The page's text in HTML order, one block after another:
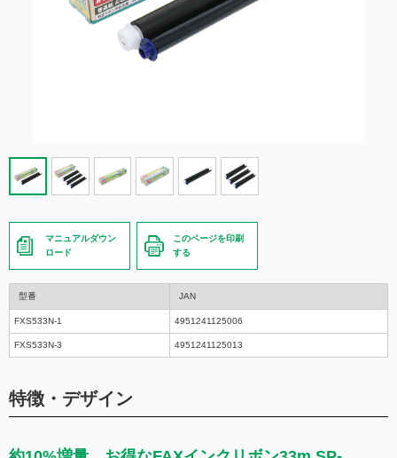
マニュアルダウン
ロード
このページを印刷
する
型番 JAN
FXS533N-1 4951241125006
FXS533N-3 4951241125013
特徴・デザイン